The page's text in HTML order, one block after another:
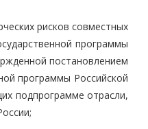
рисков совместных
программы
постановлением
программы Российской
подпрограмме отрасли,